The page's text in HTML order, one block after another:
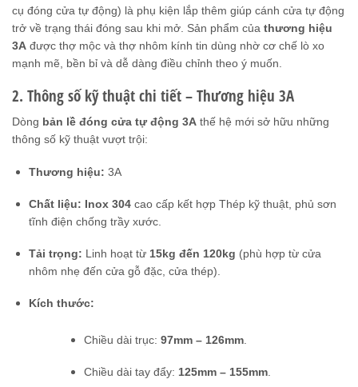
cụ đóng cửa tự động) là phụ kiện lắp thêm giúp cánh cửa tự động
trở về trạng thái đóng sau khi mở. Sản phẩm của thương hiệu
3A được thợ mộc và thợ nhôm kính tin dùng nhờ cơ chế lò xo
mạnh mẽ, bền bỉ và dễ dàng điều chỉnh theo ý muốn.
2. Thông số kỹ thuật chi tiết – Thương hiệu 3A
Dòng bản lề đóng cửa tự động 3A thế hệ mới sở hữu những
thông số kỹ thuật vượt trội:
Thương hiệu: 3A
Chất liệu: Inox 304cao cấp kết hợp Thép kỹ thuật, phủ sơn
tĩnh điện chống trầy xước.
Tải trọng: Linh hoạt từ 15kg đến 120kg (phù hợp từ cửa
nhôm nhẹ đến cửa gỗ đặc, cửa thép).
Kích thước:
Chiều dài trục: 97mm – 126mm.
Chiều dài tay đẩy: 125mm – 155mm.